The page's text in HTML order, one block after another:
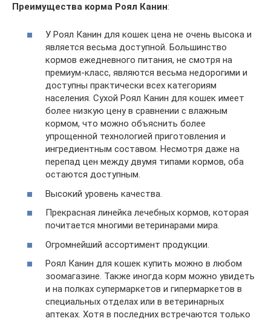
Преимущества корма Роял Канин:
У Роял Канин для кошек цена не очень высока и
является весьма доступной. Большинство
кормов ежедневного питания, не смотря на
премиум-класс, являются весьма недорогими и
доступны практически всех категориям
населения. Сухой Роял Канин для кошек имеет
более низкую цену в сравнении с влажным
кормом, что можно объяснить более
упрощенной технологией приготовления и
ингредиентным составом. Несмотря даже на
перепад цен между двумя типами кормов, оба
остаются доступным.
Высокий уровень качества.
Прекрасная линейка лечебных кормов, которая
почитается многими ветеринарами мира.
Огромнейший ассортимент продукции.
Роял Канин для кошек купить можно в любом
зоомагазине. Также иногда корм можно увидеть
и на полках супермаркетов и гипермаркетов в
специальных отделах или в ветеринарных
аптеках. Хотя в последних встречаются только